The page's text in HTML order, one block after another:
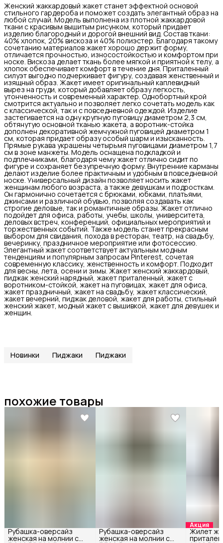
Женский жаккардовый жакет станет эффектной основой
стильного гардероба и поможет создать элегантный образ на
любой случай. Модель выполнена из плотной жаккардовой
ткани с красивым вышитым рисунком, который придает
изделию благородный и дорогой внешний вид. Состав ткани:
40% хлопок, 20% вискоза и 40% полиэстер. Благодаря такому
сочетанию материалов жакет хорошо держит форму,
отличается прочностью, износостойкостью и комфортом при
носке. Вискоза делает ткань более мягкой и приятной к телу, а
хлопок обеспечивает комфорт в течение дня. Приталенный
силуэт выгодно подчеркивает фигуру, создавая женственный и
изящный образ. Жакет имеет оригинальный каплевидный
вырез на груди, который добавляет образу легкость,
утонченность и современный характер. Однобортный крой
смотрится актуально и позволяет легко сочетать модель как
с классической, так и с повседневной одеждой. Изделие
застегивается на одну крупную пуговицу диаметром 2,3 см,
обтянутую основной тканью жакета, а воротник-стойка
дополнен декоративной жемчужной пуговицей диаметром 1
см, которая придает образу особый шарм и изысканность.
Прямые рукава украшены четырьмя пуговицами диаметром 1,7
см в зоне манжеты. Модель оснащена подкладкой и
подплечниками, благодаря чему жакет отлично сидит по
фигуре и сохраняет безупречную форму. Внутренние карманы
делают изделие более практичным и удобным в повседневной
носке. Универсальный дизайн позволяет носить жакет
женщинам любого возраста, а также девушкам и подросткам.
Он гармонично сочетается с брюками, юбками, платьями,
джинсами и различной обувью, позволяя создавать как
строгие деловые, так и романтичные образы. Жакет отлично
подойдет для офиса, работы, учебы, школы, университета,
деловых встреч, конференций, официальных мероприятий и
торжественных событий. Также модель станет прекрасным
выбором для свидания, похода в ресторан, театр, на свадьбу,
вечеринку, праздничное мероприятие или фотосессию.
Элегантный жакет соответствует актуальным модным
тенденциям и популярным запросам Pinterest, сочетая
современную классику, женственность и комфорт. Подходит
для весны, лета, осени и зимы. Жакет женский жаккардовый,
пиджак женский нарядный, жакет приталенный, жакет с
воротником-стойкой, жакет на пуговицах, жакет для офиса,
жакет праздничный, жакет на свадьбу, жакет классический,
жакет вечерний, пиджак деловой, жакет для работы, стильный
женский жакет, модный жакет с вышивкой, жакет для девушек и
женщин.
Новинки Пиджаки Пиджаки
похожие товары
Рубашка-оверсайз
женская на молнии с
Рубашка-оверсайз
женская на молнии с
Акция
Жилет